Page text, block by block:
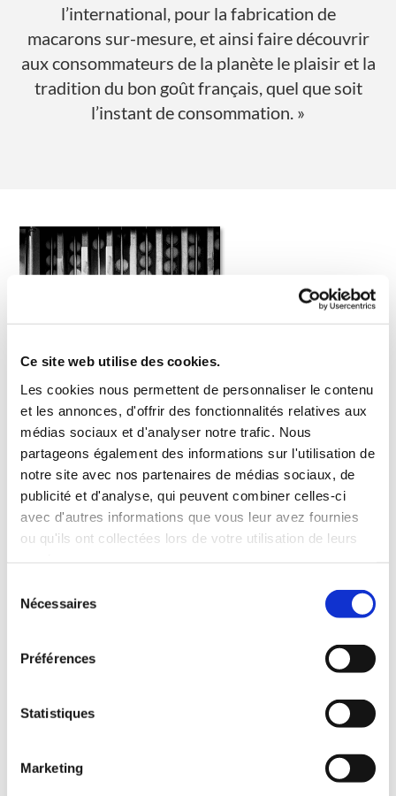
Ce site web utilise des cookies.
Les cookies nous permettent de personnaliser le contenu
et les annonces, d'offrir des fonctionnalités relatives aux
médias sociaux et d'analyser notre trafic. Nous
partageons également des informations sur l'utilisation de
notre site avec nos partenaires de médias sociaux, de
publicité et d'analyse, qui peuvent combiner celles-ci
avec d'autres informations que vous leur avez fournies
ou qu'ils ont collectées lors de votre utilisation de leurs
Nécessaires
Préférences
Statistiques
Marketing
l’international, pour la fabrication de
macarons sur-mesure, et ainsi faire découvrir
aux consommateurs de la planète le plaisir et la
tradition du bon goût français, quel que soit
l’instant de consommation. »
Les spécialistes de MAG'M fournissent et développent des
produits premium en garantissant l'ensemble des critères